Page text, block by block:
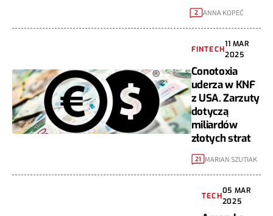
2 ANNA KOPEĆ
FINTECH
11 MAR
2025
Conotoxia
uderza w KNF
z USA. Zarzuty
dotyczą
miliardów
złotych strat
21 MARIAN SZUTIAK
TECH
05 MAR
2025